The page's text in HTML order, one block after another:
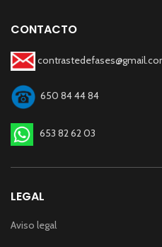
CONTACTO
650 84 44 84
653 82 62 03
LEGAL
Aviso legal